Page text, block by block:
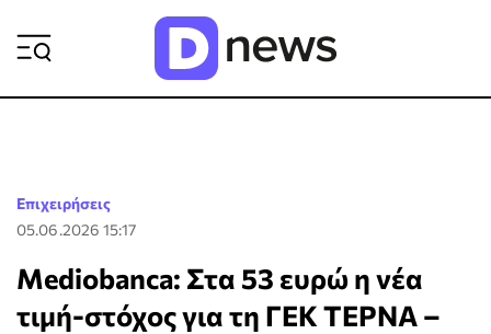
Επιχειρήσεις
05.06.2026 15:17
Mediobanca: Στα 53 ευρώ η νέα
τιμή-στόχος για τη ΓΕΚ ΤΕΡΝΑ –